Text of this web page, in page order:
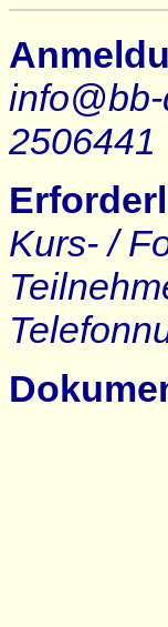
2506441
Kurs- /